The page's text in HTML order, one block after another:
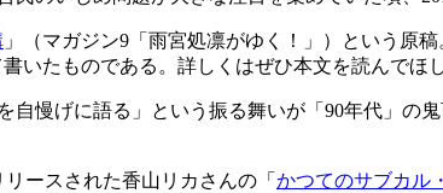
」（マガジン9「雨宮処凛がゆく！」）という原
いたものである。詳しくはぜひ本文を読んでほし
慢げに語る」という振る舞いが「90年代」の
ースされた香山リカさんの「 かつてのサブカル